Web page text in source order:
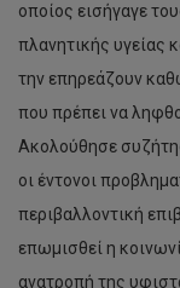
οποίος εισήγαγε
πλανητικής υγείας
την επηρεάζουν
που πρέπει να
Ακολούθησε
οι έντονοι
περιβαλλοντική
επωμισθεί η
ανατροπή της